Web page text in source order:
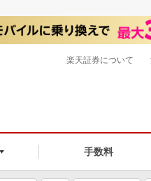
手数料
楽天証券について